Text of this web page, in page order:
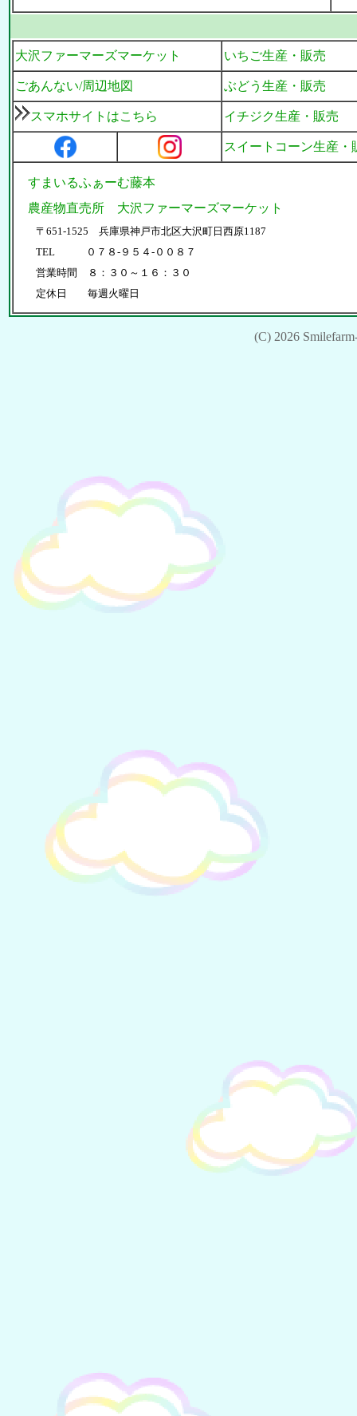
大沢ファーマーズマーケット いちご生産・販売
ごあんない/周辺地図 ぶどう生産・販売
スマホサイトはこちら イチジク生産・販売
スイートコーン生産・
すまいるふぁーむ藤本
農産物直売所 大沢ファーマーズマーケット
〒651-1525 兵庫県神戸市北区大沢町日西原1187
TEL ０７８-９５４-００８７
営業時間 ８：３０～１６：３０
定休日 毎週火曜日
(C) 2026